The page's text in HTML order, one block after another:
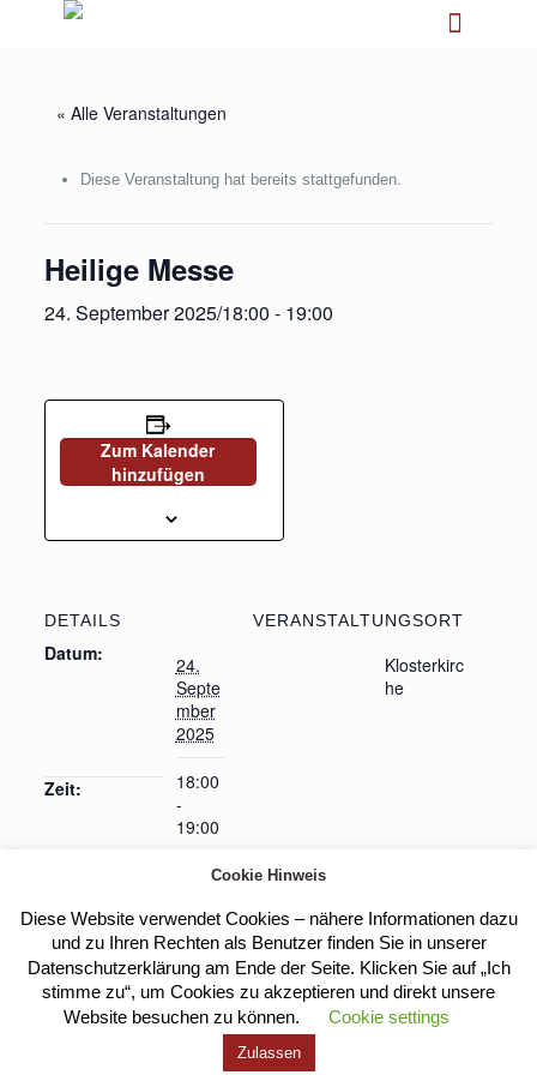
« Alle Veranstaltungen
Diese Veranstaltung hat bereits stattgefunden.
Heilige Messe
24. September 2025/18:00 - 19:00
Zum Kalender
hinzufügen
DETAILS
Datum:
24.
Septe
mber
2025
Zeit:
18:00
-
19:00
VERANSTALTUNGSORT
Klosterkirc
he
Heilige Messe Eucharistische Anbetung
Kloster Heilig Kreuz |Impressum
Cookie Hinweis
Diese Website verwendet Cookies – nähere Informationen dazu
und zu Ihren Rechten als Benutzer finden Sie in unserer
Datenschutzerklärung am Ende der Seite. Klicken Sie auf „Ich
stimme zu“, um Cookies zu akzeptieren und direkt unsere
Website besuchen zu können.
Cookie settings
Zulassen